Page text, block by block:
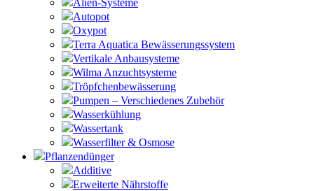
Alien-Systeme
Autopot
Oxypot
Terra Aquatica Bewässerungssystem
Vertikale Anbausysteme
Wilma Anzuchtsysteme
Tröpfchenbewässerung
Pumpen – Verschiedenes Zubehör
Wasserkühlung
Wassertank
Wasserfilter & Osmose
Pflanzendünger
Additive
Erweiterte Nährstoffe